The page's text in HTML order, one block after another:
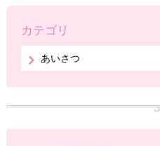
カテゴリ
あいさつ